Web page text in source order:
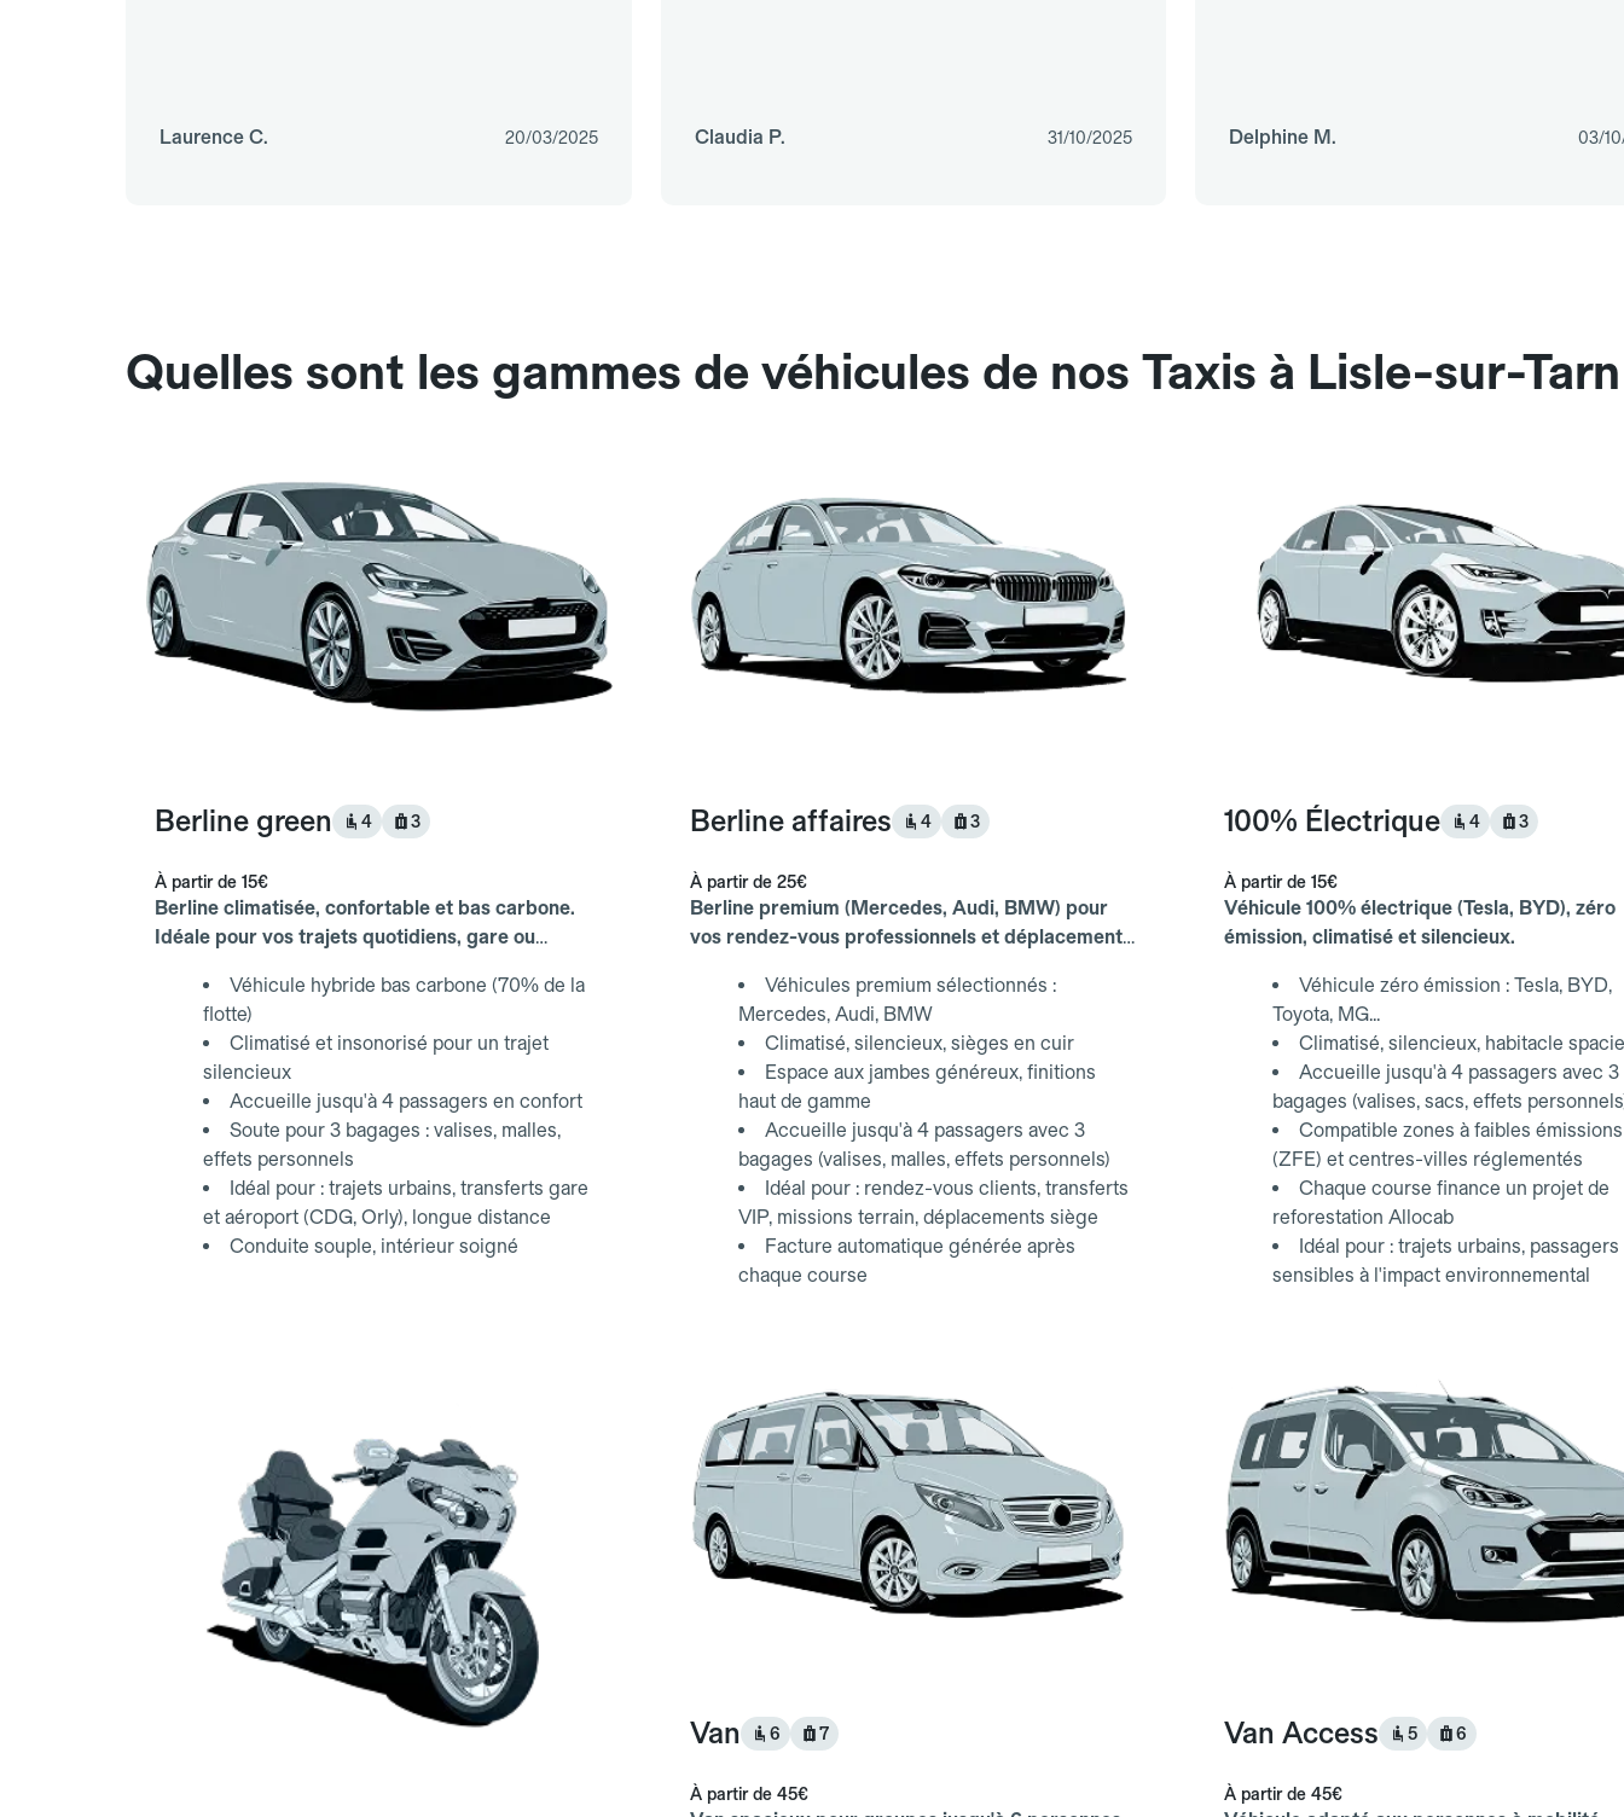
Laurence C. 20/03/2025 Claudia P. 31/10/2025 Delphine M. 03/
Quelles sont les gammes de véhicules de nos Taxis à Lisle-sur-
Berline green 4 3
À partir de 15€
Berline climatisée, confortable et bas carbone.
Idéale pour vos trajets quotidiens, gare ou
Véhicule hybride bas carbone (70% de la
flotte)
Climatisé et insonorisé pour un trajet
silencieux
Accueille jusqu'à 4 passagers en confort
Soute pour 3 bagages : valises, malles,
effets personnels
Idéal pour : trajets urbains, transferts gare
et aéroport (CDG, Orly), longue distance
Conduite souple, intérieur soigné
Berline affaires 4 3
À partir de 25€
Berline premium (Mercedes, Audi, BMW) pour
vos rendez-vous professionnels et déplacements
Véhicules premium sélectionnés :
Mercedes, Audi, BMW
Climatisé, silencieux, sièges en cuir
Espace aux jambes généreux, finitions
haut de gamme
Accueille jusqu'à 4 passagers avec 3
bagages (valises, malles, effets personnels)
Idéal pour : rendez-vous clients, transferts
VIP, missions terrain, déplacements siège
Facture automatique générée après
chaque course
100% Électrique 4 3
À partir de 15€
Véhicule 100% électrique (Tesla, BYD), zéro
émission, climatisé et silencieux.
Véhicule zéro émission : Tesla, BYD,
Toyota, MG...
Climatisé, silencieux, habitacle
Accueille jusqu'à 4 passagers avec 3
bagages (valises, sacs, effets
Compatible zones à faibles émissions
(ZFE) et centres-villes réglementés
Chaque course finance un projet de
reforestation Allocab
Idéal pour : trajets urbains, passagers
sensibles à l'impact environnemental
Van 6 7
À partir de 45€
Van Access 5 6
À partir de 45€